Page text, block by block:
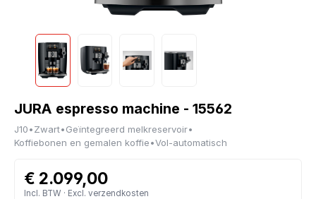
JURA espresso machine - 15562
J10•Zwart•Geïntegreerd melkreservoir•
Koffiebonen en gemalen koffie•Vol-automatisch
€ 2.099,00
Incl. BTW · Excl. verzendkosten